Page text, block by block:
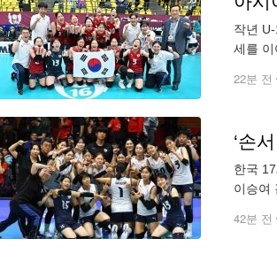
작년
세를 이
22분 전
‘손
한국
이승여
42분 전